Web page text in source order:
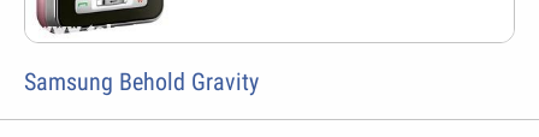
Samsung Behold Gravity